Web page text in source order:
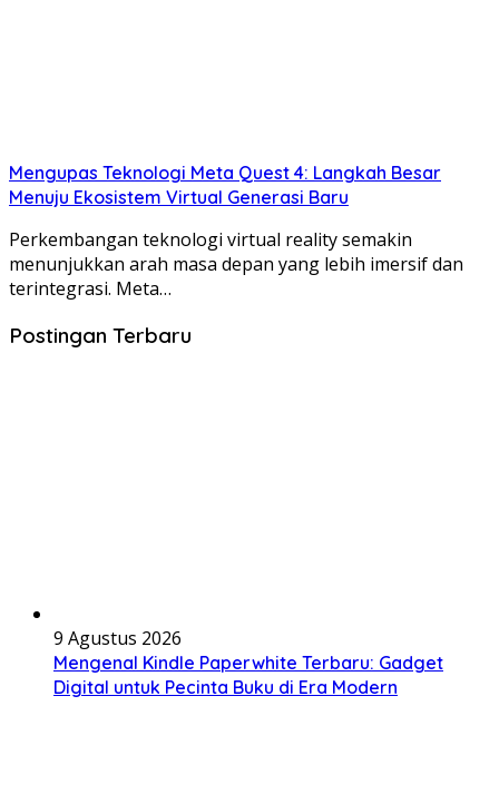
Mengupas Teknologi Meta Quest 4: Langkah Besar
Menuju Ekosistem Virtual Generasi Baru
Perkembangan teknologi virtual reality semakin
menunjukkan arah masa depan yang lebih imersif dan
terintegrasi. Meta…
Postingan Terbaru
9 Agustus 2026
Mengenal Kindle Paperwhite Terbaru: Gadget
Digital untuk Pecinta Buku di Era Modern